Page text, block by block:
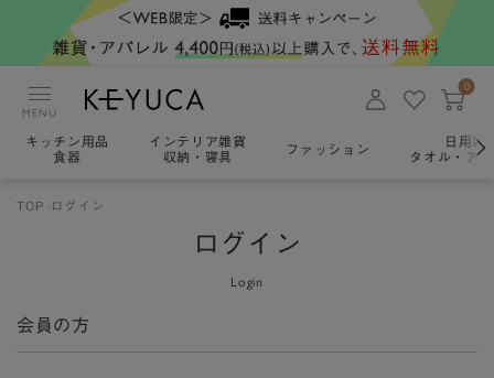
MENU
0
キッチン用品
食器
インテリア雑貨
収納・寝具
ファッション
日用雑
タオル・ア
TOP ログイン
ログイン
Login
会員の方